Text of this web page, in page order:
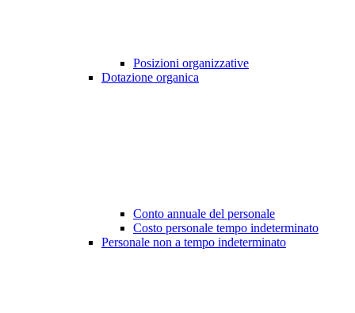
Posizioni organizzative
Dotazione organica
Conto annuale del personale
Costo personale tempo indeterminato
Personale non a tempo indeterminato